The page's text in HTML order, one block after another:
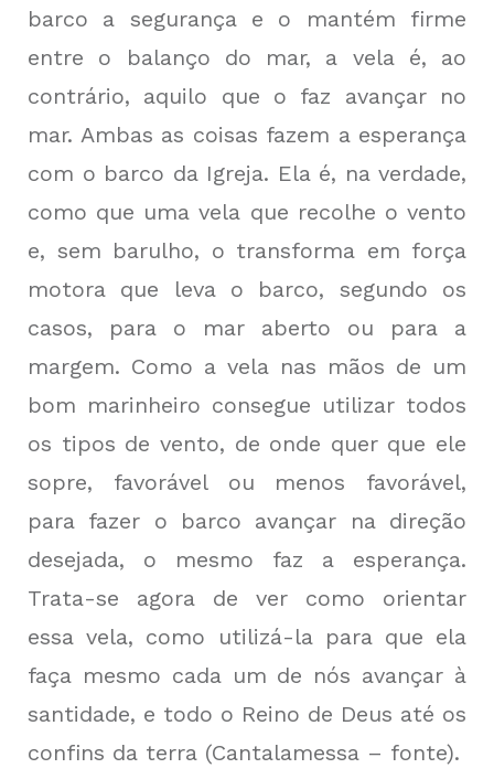
barco a segurança e o mantém firme
entre o balanço do mar, a vela é, ao
contrário, aquilo que o faz avançar no
mar. Ambas as coisas fazem a esperança
com o barco da Igreja. Ela é, na verdade,
como que uma vela que recolhe o vento
e, sem barulho, o transforma em força
motora que leva o barco, segundo os
casos, para o mar aberto ou para a
margem. Como a vela nas mãos de um
bom marinheiro consegue utilizar todos
os tipos de vento, de onde quer que ele
sopre, favorável ou menos favorável,
para fazer o barco avançar na direção
desejada, o mesmo faz a esperança.
Trata-se agora de ver como orientar
essa vela, como utilizá-la para que ela
faça mesmo cada um de nós avançar à
santidade, e todo o Reino de Deus até os
confins da terra (Cantalamessa – fonte).